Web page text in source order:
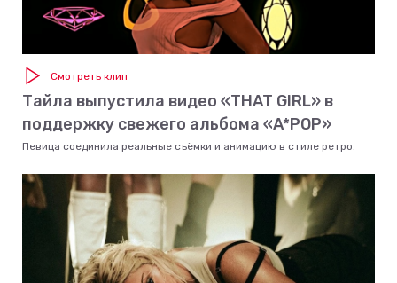
Смотреть клип
Тайла выпустила видео «THAT GIRL» в
поддержку свежего альбома «A*POP»
Певица соединила реальные съёмки и анимацию в стиле ретро.